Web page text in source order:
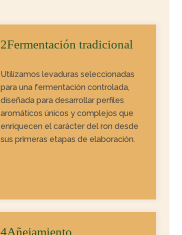
2Fermentación tradicional
Utilizamos levaduras seleccionadas
para una fermentación controlada,
diseñada para desarrollar perfiles
aromáticos únicos y complejos que
enriquecen el carácter del ron desde
sus primeras etapas de elaboración.
4Añejamiento